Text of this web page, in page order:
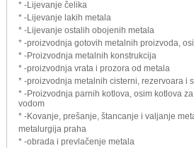
* -Lijevanje čelika
* -Lijevanje lakih metala
* -Lijevanje ostalih obojenih metala
* -proizvodnja gotovih metalnih proizvoda,
* -Proizvodnja metalnih konstrukcija
* -proizvodnja vrata i prozora od metala
* -proizvodnja metalnih cisterni, rezervoara i
* -Proizvodnja parnih kotlova, osim kotlova
vodom
* -Kovanje, prešanje, štancanje i valjanje
metalurgija praha
* -obrada i prevlačenje metala